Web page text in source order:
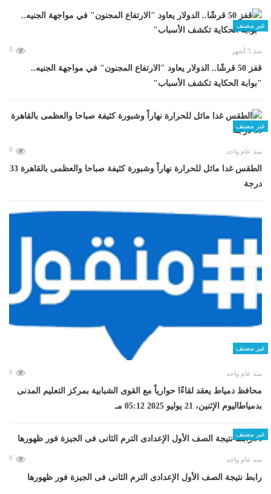
غير مصنف
منذ 3 أشهر 0
قفز 50 قرشًا.. الدولار يعاود "الارتفاع المجنون" في مواجهة الجنيه..
"بوابة الحكاية تكشف الأسباب"
غير مصنف
منذ عام واحد 0
الطقس غدا مائل للحرارة نهاراً وشبورة كثيفة صباحا والعظمى بالقاهرة 33
درجة
غير مصنف
منذ عام واحد 0
محافظ دمياط يعقد لقاءًا حوارياً مع القوى الشبابية بمركز التعليم المدنى
بدمياطاليوم الإثنين، 21 يوليو 2025 05:12 مـ
غير مصنف
منذ عام واحد 0
رابط نتيجة الصف الأول الإعدادى الترم الثانى فى الجيزة فور ظهورها